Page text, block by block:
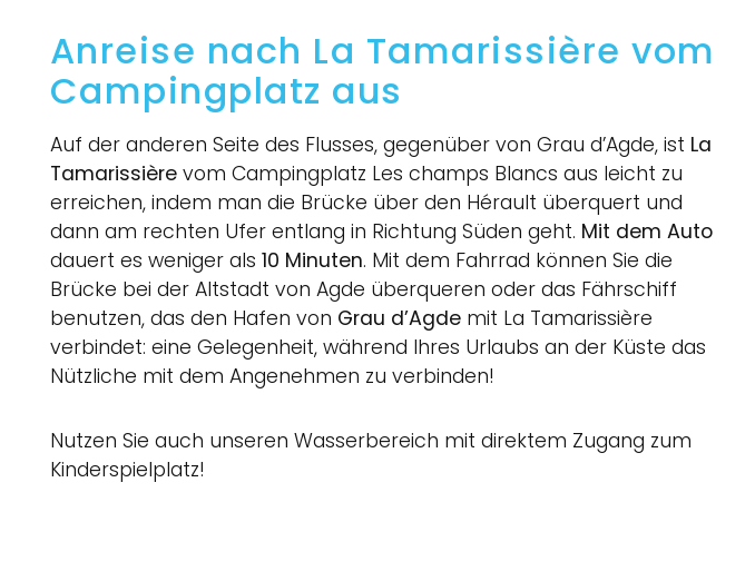
Anreise nach La Tamarissière vom
Campingplatz aus
Auf der anderen Seite des Flusses, gegenüber von Grau d’Agde, ist La
Tamarissièrevom Campingplatz Les champs Blancs aus leicht zu
erreichen, indem man die Brücke über den Hérault überquert und
dann am rechten Ufer entlang in Richtung Süden geht. Mit dem Auto
dauert es weniger als 10 Minuten. Mit dem Fahrrad können Sie die
Brücke bei der Altstadt von Agde überqueren oder das Fährschiff
benutzen, das den Hafen von Grau d’Agdemit La Tamarissière
verbindet: eine Gelegenheit, während Ihres Urlaubs an der Küste das
Nützliche mit dem Angenehmen zu verbinden!
Nutzen Sie auch unseren Wasserbereich mit direktem Zugang zum
Kinderspielplatz!